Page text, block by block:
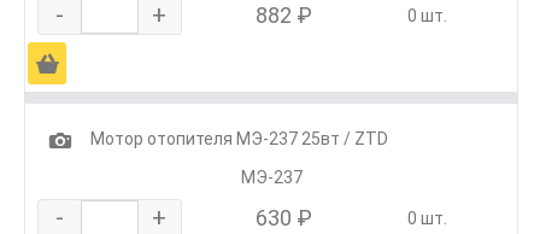
- + 882 ₽ 0 шт.
Ä
1
Мотор отопителя МЭ-237 25вт / ZTD
МЭ-237
- + 630 ₽ 0 шт.